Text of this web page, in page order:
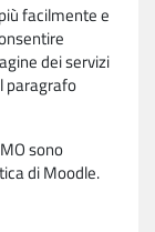
facilmente e
dei servizi
paragrafo
sono
di Moodle.